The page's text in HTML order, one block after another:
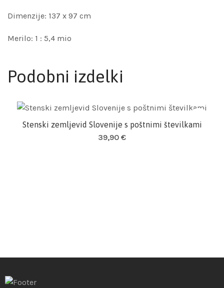
Dimenzije: 137 x 97 cm
Merilo: 1 : 5,4 mio
Podobni izdelki
Dodaj v košarico
Stenski zemljevid Slovenije s poštnimi številkami
39,90 €